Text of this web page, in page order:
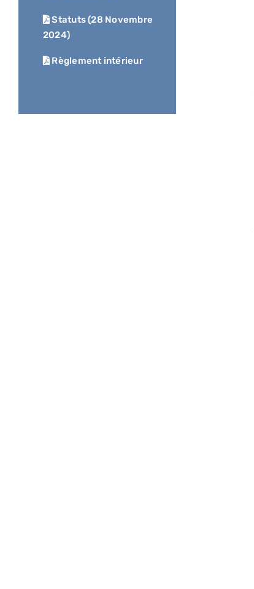
Statuts (28 Novembre
2024)
Règlement intérieur